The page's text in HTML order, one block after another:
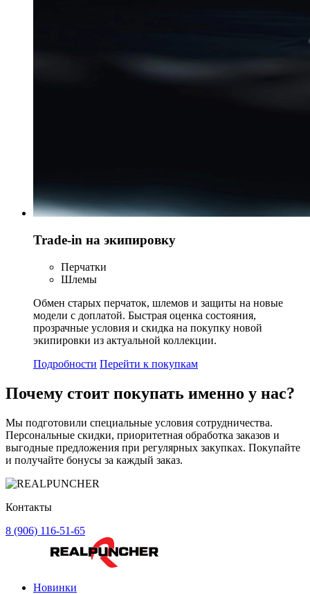
Trade-in на экипировку
Перчатки
Шлемы
Обмен старых перчаток, шлемов и защиты на новые
модели с доплатой. Быстрая оценка состояния,
прозрачные условия и скидка на покупку новой
экипировки из актуальной коллекции.
Подробности Перейти к покупкам
Почему стоит покупать именно у нас?
Мы подготовили специальные условия сотрудничества.
Персональные скидки, приоритетная обработка заказов и
выгодные предложения при регулярных закупках. Покупайте
и получайте бонусы за каждый заказ.
Контакты
8 (906) 116-51-65
Новинки